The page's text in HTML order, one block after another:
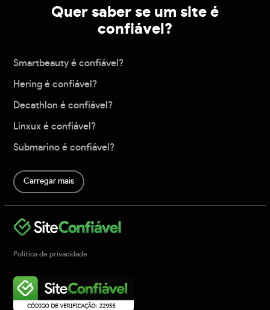
Quer saber se um site é
confiável?
Smartbeauty é confiável?
Hering é confiável?
Decathlon é confiável?
Linxux é confiável?
Submarino é confiável?
Carregar mais
Política de privacidade